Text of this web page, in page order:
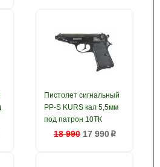
Пистолет сигнальный
PP-S KURS кал 5,5мм
под патрон 10ТК
18 990 17 990p